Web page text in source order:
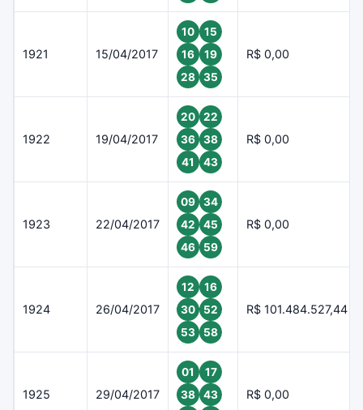
1921 15/04/2017
10
15
16
19
28
35
R$ 0,00
1922 19/04/2017
20
22
36
38
41
43
R$ 0,00
1923 22/04/2017
09
34
42
45
46
59
R$ 0,00
1924 26/04/2017
12
16
30
52
53
58
R$ 101.484.527,44
1925 29/04/2017
01
17
38
43
R$ 0,00